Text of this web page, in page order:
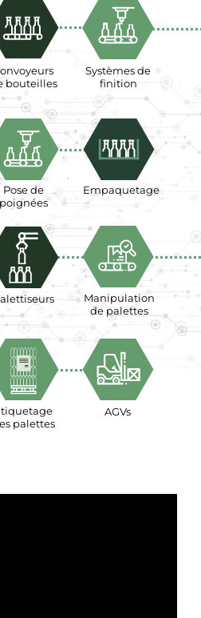
bouteilles
Systèmes de
finition
Pose de
poignées
Empaquetage
Manipulation
de palettes
palettes
AGVs